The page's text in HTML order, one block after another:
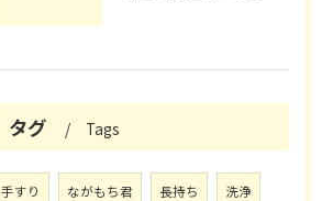
タグ Tags
手すり ながもち君 長持ち 洗浄